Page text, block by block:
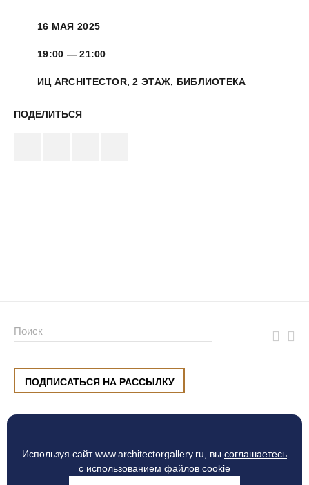
16 МАЯ 2025
19:00 — 21:00
ИЦ ARCHITECTOR, 2 ЭТАЖ, БИБЛИОТЕКА
ПОДЕЛИТЬСЯ
Используя сайт www.architectorgallery.ru, вы соглашаетесь
с использованием файлов cookie
ПОДПИСАТЬСЯ НА РАССЫЛКУ
ул. Малышева, 8, Екатеринбург
Процесс оплаты